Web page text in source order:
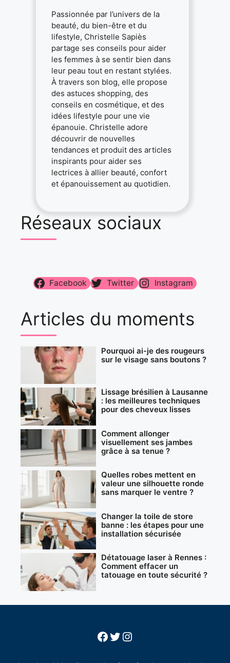
Passionnée par l’univers de la
beauté, du bien-être et du
lifestyle, Christelle Sapiès
partage ses conseils pour aider
les femmes à se sentir bien dans
leur peau tout en restant stylées.
À travers son blog, elle propose
des astuces shopping, des
conseils en cosmétique, et des
idées lifestyle pour une vie
épanouie. Christelle adore
découvrir de nouvelles
tendances et produit des articles
inspirants pour aider ses
lectrices à allier beauté, confort
et épanouissement au quotidien.
Réseaux sociaux
Facebook Twitter Instagram
Articles du moments
Pourquoi ai-je des rougeurs
sur le visage sans boutons ?
Lissage brésilien à Lausanne
: les meilleures techniques
pour des cheveux lisses
Comment allonger
visuellement ses jambes
grâce à sa tenue ?
Quelles robes mettent en
valeur une silhouette ronde
sans marquer le ventre ?
Changer la toile de store
banne : les étapes pour une
installation sécurisée
Détatouage laser à Rennes :
Comment effacer un
tatouage en toute sécurité ?
Facebook
Twitter
Instagram